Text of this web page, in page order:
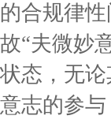
合规律
“夫微妙
态，无
志的参